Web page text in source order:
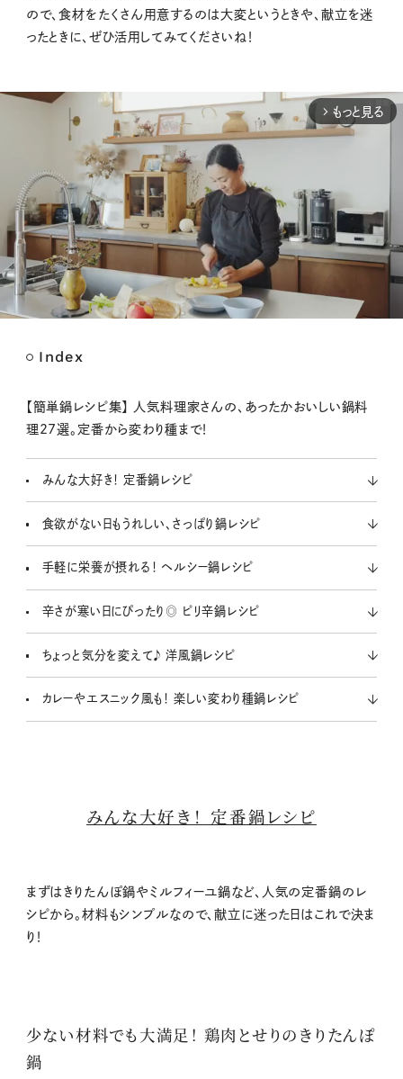
ので、食材をたくさん用意するのは大変というときや、献立を迷
ったときに、ぜひ活用してみてくださいね！
arrow_forward_ios もっと見る
t
Index
【簡単鍋レシピ集】 人気料理家さんの、あったかおいしい鍋料
理27選。定番から変わり種まで！
みんな大好き！ 定番鍋レシピ
食欲がない日もうれしい、さっぱり鍋レシピ
手軽に栄養が摂れる！ ヘルシー鍋レシピ
辛さが寒い日にぴったり◎ ピリ辛鍋レシピ
ちょっと気分を変えて♪ 洋風鍋レシピ
カレーやエスニック風も！ 楽しい変わり種鍋レシピ
みんな大好き！ 定番鍋レシピ
まずはきりたんぽ鍋やミルフィーユ鍋など、人気の定番鍋のレ
シピから。材料もシンプルなので、献立に迷った日はこれで決ま
り！
少ない材料でも大満足！ 鶏肉とせりのきりたんぽ
鍋